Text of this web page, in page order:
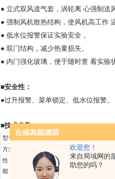
欢迎您！
来自局域网的
助您的吗？
● 立式双风道气套，涡轮离 心强制送
● 强制风机散热结构，使风机高工作
● 低水位报警保证实验安全 。
● 双门结构，减少热量损失。
● 内门强化玻璃，便于随时查 看实验
■安全性：
●过升报警、菜单锁定、低水位报警。
■技术参数：
型号
方式
性
能
使用温度范围
温度分辨率